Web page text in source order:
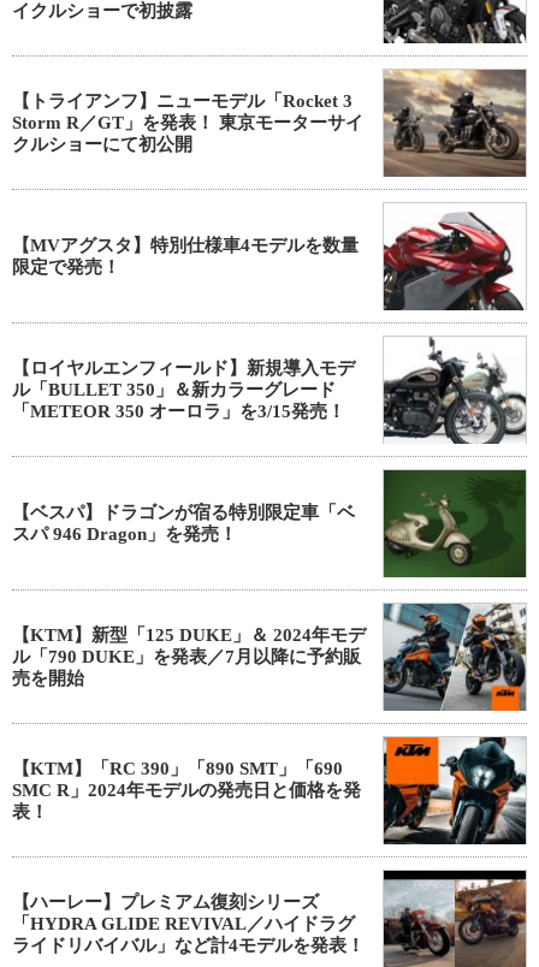
イクルショーで初披露
【トライアンフ】ニューモデル「Rocket 3
Storm R／GT」を発表！ 東京モーターサイ
クルショーにて初公開
【MVアグスタ】特別仕様車4モデルを数量
限定で発売！
【ロイヤルエンフィールド】新規導入モデ
ル「BULLET 350」＆新カラーグレード
「METEOR 350 オーロラ」を3/15発売！
【ベスパ】ドラゴンが宿る特別限定車「ベ
スパ 946 Dragon」を発売！
【KTM】新型「125 DUKE」＆ 2024年モデ
ル「790 DUKE」を発表／7月以降に予約販
売を開始
【KTM】「RC 390」「890 SMT」「690
SMC R」2024年モデルの発売日と価格を発
表！
【ハーレー】プレミアム復刻シリーズ
「HYDRA GLIDE REVIVAL／ハイドラグ
ライドリバイバル」など計4モデルを発表！